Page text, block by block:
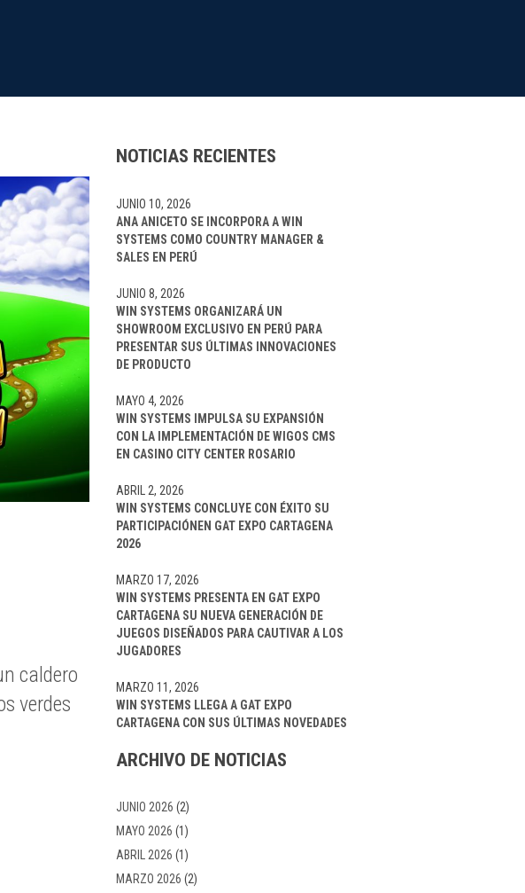
caldero
verdes
NOTICIAS RECIENTES
ANA ANICETO SE INCORPORA A WIN
SYSTEMS COMO COUNTRY MANAGER &
SALES EN PERÚ
JUNIO 10, 2026
WIN SYSTEMS ORGANIZARÁ UN
SHOWROOM EXCLUSIVO EN PERÚ PARA
PRESENTAR SUS ÚLTIMAS INNOVACIONES
DE PRODUCTO
JUNIO 8, 2026
WIN SYSTEMS IMPULSA SU EXPANSIÓN
CON LA IMPLEMENTACIÓN DE WIGOS CMS
EN CASINO CITY CENTER ROSARIO
MAYO 4, 2026
WIN SYSTEMS CONCLUYE CON ÉXITO SU
PARTICIPACIÓNEN GAT EXPO CARTAGENA
2026
ABRIL 2, 2026
WIN SYSTEMS PRESENTA EN GAT EXPO
CARTAGENA SU NUEVA GENERACIÓN DE
JUEGOS DISEÑADOS PARA CAUTIVAR A LOS
JUGADORES
MARZO 17, 2026
WIN SYSTEMS LLEGA A GAT EXPO
CARTAGENA CON SUS ÚLTIMAS NOVEDADES
MARZO 11, 2026
ARCHIVO DE NOTICIAS
JUNIO 2026 (2)
MAYO 2026 (1)
ABRIL 2026 (1)
MARZO 2026 (2)